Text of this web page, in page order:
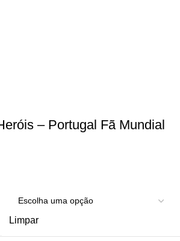
– Portugal Fã Mundial
Limpar